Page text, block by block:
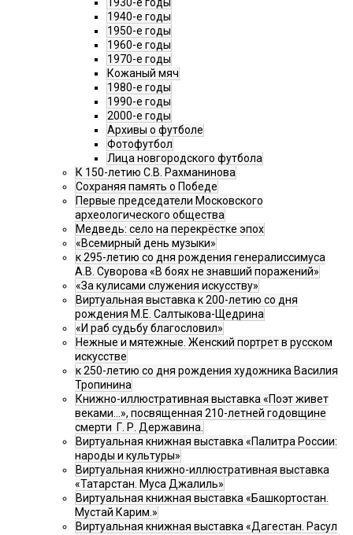
1930-е годы
1940-е годы
1950-е годы
1960-е годы
1970-е годы
Кожаный мяч
1980-е годы
1990-е годы
2000-е годы
Архивы о футболе
Фотофутбол
Лица новгородского футбола
К 150-летию С.В. Рахманинова
Сохраняя память о Победе
Первые председатели Московского
археологического общества
Медведь: село на перекрёстке эпох
«Всемирный день музыки»
к 295-летию со дня рождения генералиссимуса
А.В. Суворова «В боях не знавший поражений»
«За кулисами служения искусству»
Виртуальная выставка к 200-летию со дня
рождения М.Е. Салтыкова-Щедрина
«И раб судьбу благословил»
Нежные и мятежные. Женский портрет в русском
искусстве
к 250-летию со дня рождения художника Василия
Тропинина
Книжно-иллюстративная выставка «Поэт живет
веками…», посвященная 210-летней годовщине
смерти Г. Р. Державина.
Виртуальная книжная выставка «Палитра России:
народы и культуры»
Виртуальная книжно-иллюстративная выставка
«Татарстан. Муса Джалиль»
Виртуальная книжная выставка «Башкортостан.
Мустай Карим.»
Виртуальная книжная выставка «Дагестан. Расул